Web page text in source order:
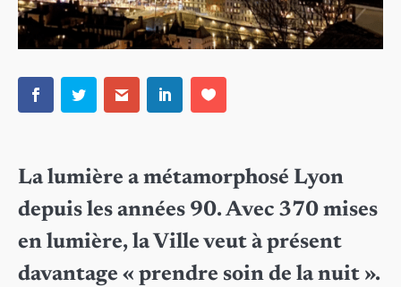
La lumière a métamorphosé Lyon
depuis les années 90. Avec 370 mises
en lumière, la Ville veut à présent
davantage « prendre soin de la nuit ».